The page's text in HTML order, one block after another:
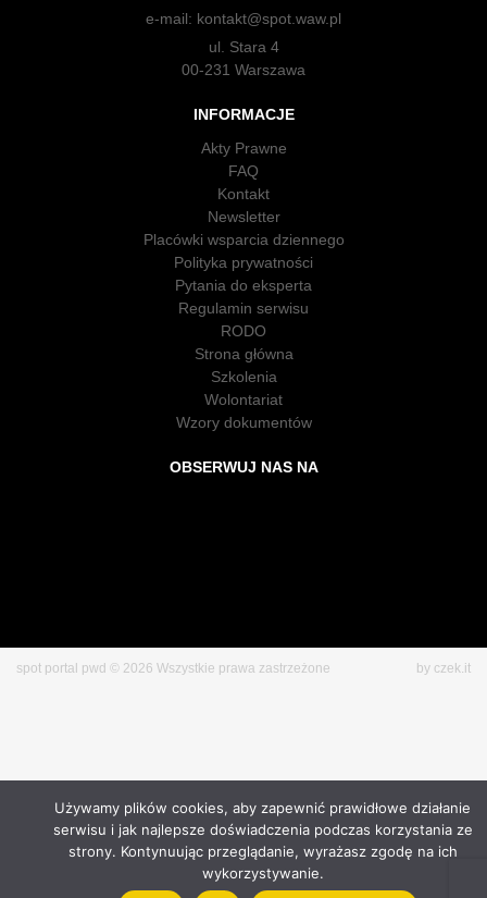
e-mail: kontakt@spot.waw.pl
ul. Stara 4
00-231 Warszawa
INFORMACJE
Akty Prawne
FAQ
Kontakt
Newsletter
Placówki wsparcia dziennego
Polityka prywatności
Pytania do eksperta
Regulamin serwisu
RODO
Strona główna
Szkolenia
Wolontariat
Wzory dokumentów
OBSERWUJ NAS NA
spot portal pwd © 2026 Wszystkie prawa zastrzeżone by czek.it
Używamy plików cookies, aby zapewnić prawidłowe działanie
serwisu i jak najlepsze doświadczenia podczas korzystania ze
strony. Kontynuując przeglądanie, wyrażasz zgodę na ich
wykorzystywanie.